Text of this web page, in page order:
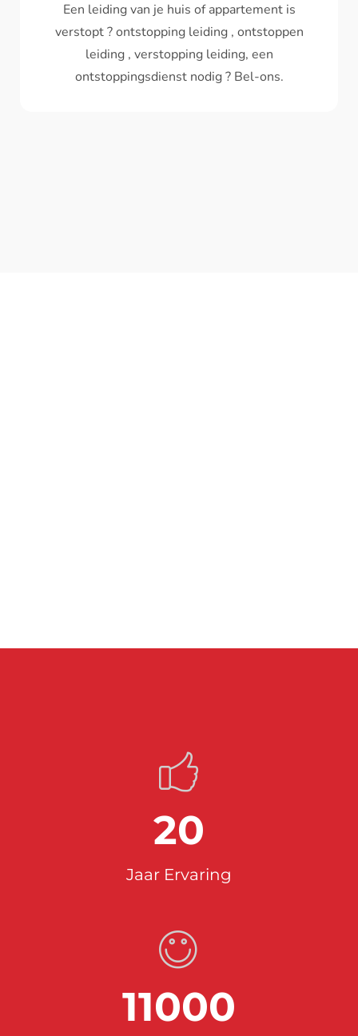
terug ? ontstoppen wc , ontstopping wc , wc
verstopt , een ontstoppingsdienst nodig ?
Bel - ons ? V.A 119€
20
Jaar Ervaring
11000